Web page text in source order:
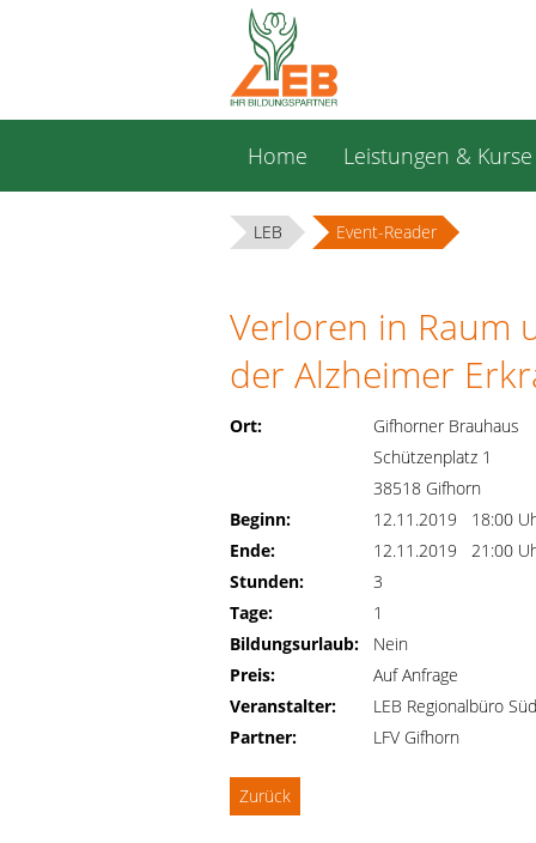
überspringen
Home Leistungen & Kurse
LEB Event-Reader
Verloren in Raum
der Alzheimer
Ort:
Gifhorner Brauhaus
Schützenplatz 1
38518 Gifhorn
Beginn:
12.11.2019 18:00
Ende:
12.11.2019 21:00
Stunden:
3
Tage:
1
Bildungsurlaub:
Nein
Preis:
Auf Anfrage
Veranstalter:
LEB Regionalbüro Süd
Partner:
LFV Gifhorn
Zurück